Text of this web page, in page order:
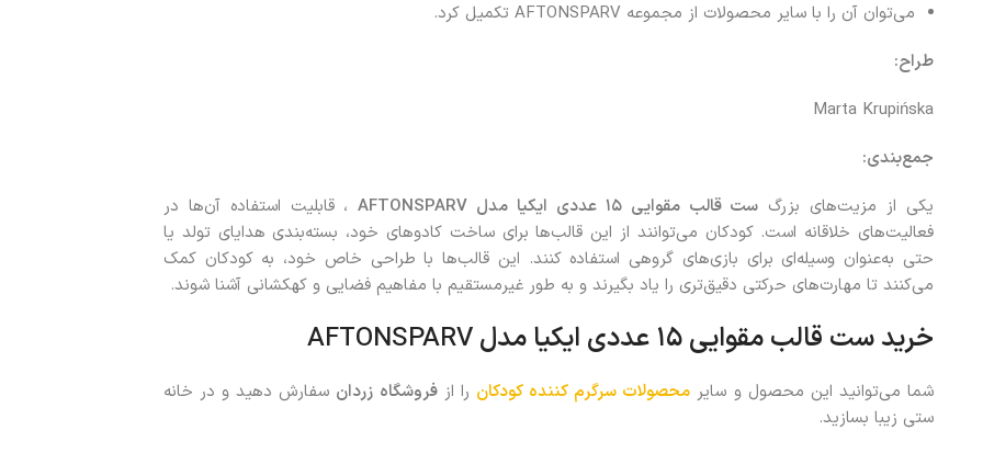
می‌توان آن را با سایر محصولات از مجموعه AFTONSPARV تکمیل کرد.
طراح:
Marta Krupińska
جمع‌بندی:
یکی از مزیت‌های بزرگ ست قالب مقوایی ۱۵ عددی ایکیا مدل AFTONSPARV، قابلیت استفاده آن‌ها در
فعالیت‌های خلاقانه است. کودکان می‌توانند از این قالب‌ها برای ساخت کادوهای خود، بسته‌بندی هدایای تولد یا
حتی به‌عنوان وسیله‌ای برای بازی‌های گروهی استفاده کنند. این قالب‌ها با طراحی خاص خود، به کودکان کمک
می‌کنند تا مهارت‌های حرکتی دقیق‌تری را یاد بگیرند و به طور غیرمستقیم با مفاهیم فضایی و کهکشانی آشنا شوند.
خرید ست قالب مقوایی ۱۵ عددی ایکیا مدل AFTONSPARV
شما می‌توانید این محصول و سایر محصولات سرگرم کننده کودکان را ازفروشگاه زردان سفارش دهید و در خانه
ستی زیبا بسازید.